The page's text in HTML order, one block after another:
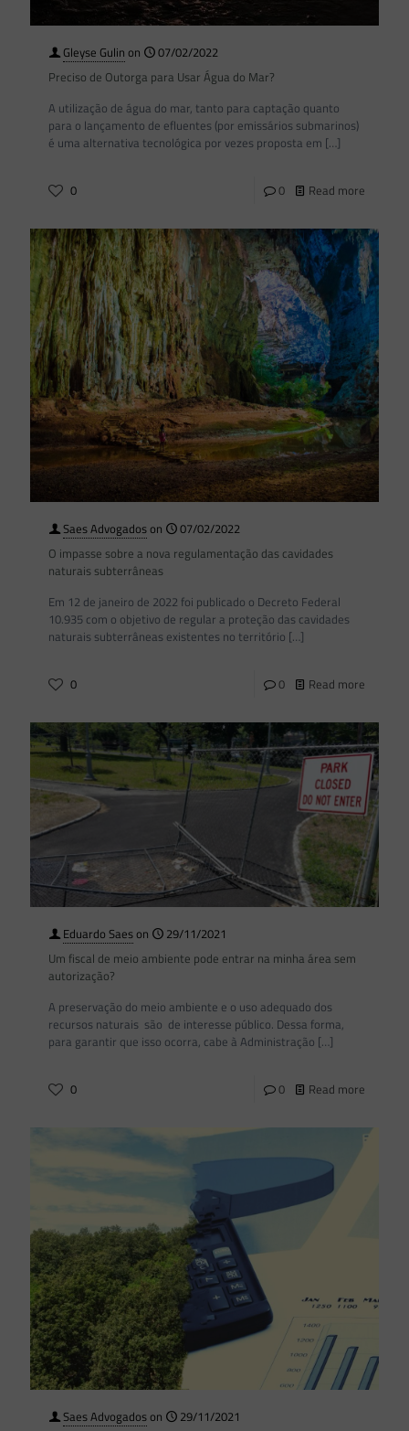
Gleyse Gulin on
07/02/2022
Preciso de Outorga para Usar Água do Mar?
A utilização de água do mar, tanto para captação quanto
para o lançamento de efluentes (por emissários submarinos)
é uma alternativa tecnológica por vezes proposta em […]
0 0 Read more
Saes Advogadoson
07/02/2022
O impasse sobre a nova regulamentação das cavidades
naturais subterrâneas
Em 12 de janeiro de 2022 foi publicado o Decreto Federal
10.935 com o objetivo de regular a proteção das cavidades
naturais subterrâneas existentes no território […]
0 0 Read more
Eduardo Saeson
29/11/2021
Um fiscal de meio ambiente pode entrar na minha área sem
autorização?
A preservação do meio ambiente e o uso adequado dos
recursos naturais são de interesse público. Dessa forma,
para garantir que isso ocorra, cabe à Administração […]
0 0 Read more
Saes Advogadoson
29/11/2021